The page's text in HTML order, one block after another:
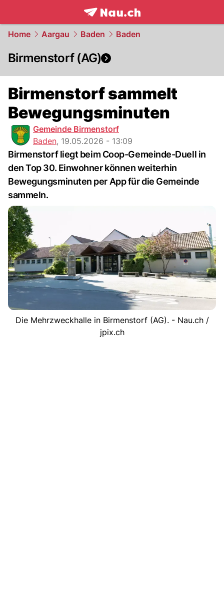
frontpage.NAU.ch
Home Aargau Baden Baden
Birmenstorf (AG)
Birmenstorf sammelt
Bewegungsminuten
Gemeinde Birmenstorf
Baden, 19.05.2026 - 13:09
Birmenstorf liegt beim Coop-Gemeinde-Duell in
den Top 30. Einwohner können weiterhin
Bewegungsminuten per App für die Gemeinde
sammeln.
Die Mehrzweckhalle in Birmenstorf (AG). - Nau.ch /
jpix.ch